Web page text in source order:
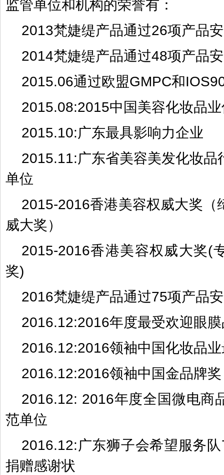
监管单位和机构的荣誉有：
2013梵婕缇产品通过26项产品
2014梵婕缇产品通过48项产品
2015.06通过欧盟GMPC和
2015.08:2015中国美容化妆品
2015.10:广东最具影响力企业
2015.11:广东省美容美发化妆品
单位
2015-2016香港美容权威大奖（
威大奖）
2015-2016香港美容权威大奖(
奖)
2016梵婕缇产品通过75项产品
2016.12:2016年度最受欢迎眼
2016.12:2016领袖中国化妆品
2016.12:2016领袖中国金品牌奖
2016.12: 2016年度全国微电商
范单位
2016.12:广东狮子会希望服务
捐赠感谢状